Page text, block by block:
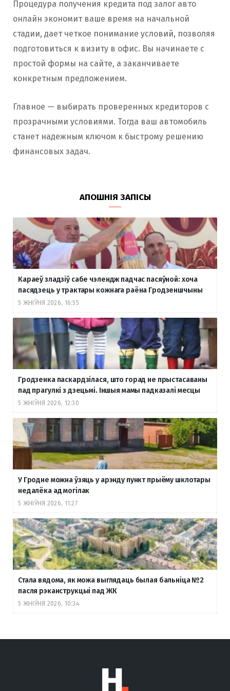
Процедура получения кредита под залог авто
онлайн экономит ваше время на начальной
стадии, дает четкое понимание условий, позволяя
подготовиться к визиту в офис. Вы начинаете с
простой формы на сайте, а заканчиваете
конкретным предложением.
Главное — выбирать проверенных кредиторов с
прозрачными условиями. Тогда ваш автомобиль
станет надежным ключом к быстрому решению
финансовых задач.
АПОШНІЯ ЗАПІСЫ
Караеў зладзіў сабе чэлендж падчас пасяўной: хоча
пасядзець у трактары кожнага раёна Гродзеншчыны
5 ЖНІЎНЯ 2026, 16:55
Гродзенка паскардзілася, што горад не прыстасаваны
пад прагулкі з дзецьмі. Іншыя мамы падказалі месцы
5 ЖНІЎНЯ 2026, 12:30
У Гродне можна ўзяць у арэнду пункт прыёму шклотары
недалёка ад могілак
5 ЖНІЎНЯ 2026, 11:27
Стала вядома, як можа выглядаць былая бальніца №2
пасля рэканструкцыі пад ЖК
5 ЖНІЎНЯ 2026, 10:34